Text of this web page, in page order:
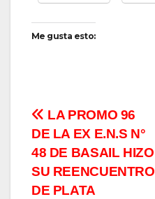
Me gusta esto:
Navegación
de
entradas
LA PROMO 96
DE LA EX E.N.S N°
48 DE BASAIL HIZO
SU REENCUENTRO
DE PLATA